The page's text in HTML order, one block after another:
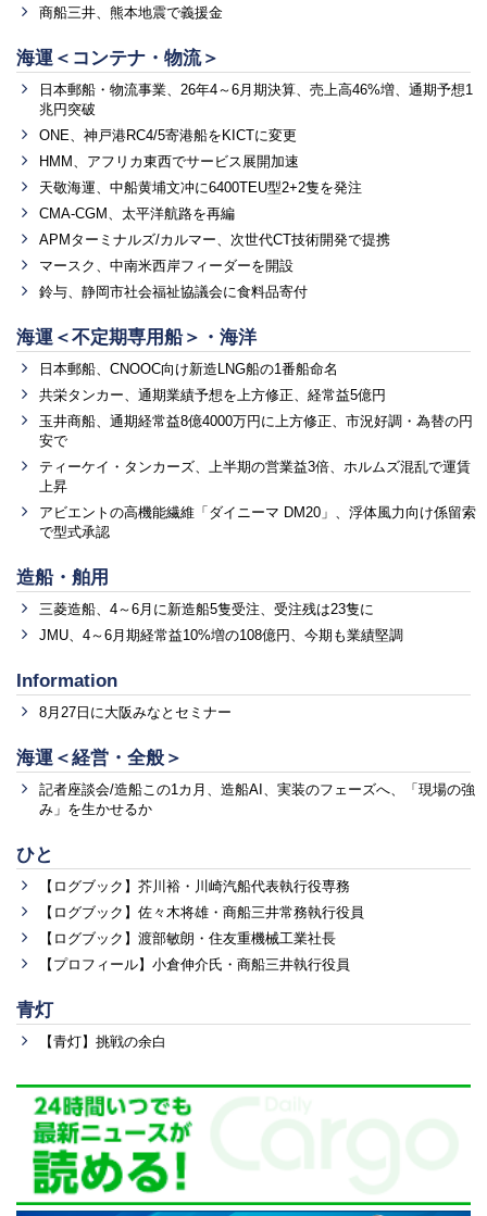
商船三井、熊本地震で義援金
海運＜コンテナ・物流＞
日本郵船・物流事業、26年4～6月期決算、売上高46%増、通期予想1
兆円突破
ONE、神戸港RC4/5寄港船をKICTに変更
HMM、アフリカ東西でサービス展開加速
天敬海運、中船黄埔文冲に6400TEU型2+2隻を発注
CMA-CGM、太平洋航路を再編
APMターミナルズ/カルマー、次世代CT技術開発で提携
マースク、中南米西岸フィーダーを開設
鈴与、静岡市社会福祉協議会に食料品寄付
海運＜不定期専用船＞・海洋
日本郵船、CNOOC向け新造LNG船の1番船命名
共栄タンカー、通期業績予想を上方修正、経常益5億円
玉井商船、通期経常益8億4000万円に上方修正、市況好調・為替の円
安で
ティーケイ・タンカーズ、上半期の営業益3倍、ホルムズ混乱で運賃
上昇
アビエントの高機能繊維「ダイニーマ DM20」、浮体風力向け係留索
で型式承認
造船・舶用
三菱造船、4～6月に新造船5隻受注、受注残は23隻に
JMU、4～6月期経常益10%増の108億円、今期も業績堅調
Information
8月27日に大阪みなとセミナー
海運＜経営・全般＞
記者座談会/造船この1カ月、造船AI、実装のフェーズへ、「現場の強
み」を生かせるか
ひと
【ログブック】芥川裕・川崎汽船代表執行役専務
【ログブック】佐々木将雄・商船三井常務執行役員
【ログブック】渡部敏朗・住友重機械工業社長
【プロフィール】小倉伸介氏・商船三井執行役員
青灯
【青灯】挑戦の余白